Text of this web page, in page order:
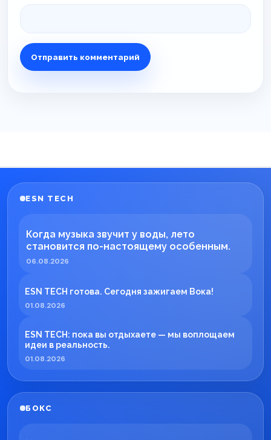
ESN TECH
Когда музыка звучит у воды, лето
становится по-настоящему особенным.
06.08.2026
ESN TECH готова. Сегодня зажигаем Вока!
01.08.2026
ESN TECH: пока вы отдыхаете — мы воплощаем
идеи в реальность.
01.08.2026
БОКС